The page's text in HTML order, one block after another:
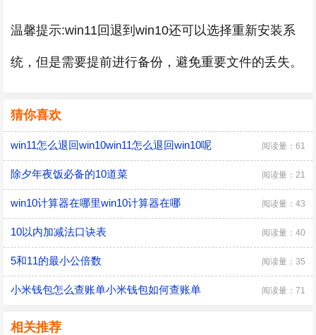
温馨提示:win11回退到win10还可以选择重新安装系
统，但是需要提前进行备份，避免重要文件的丢失。
猜你喜欢
win11怎么退回win10win11怎么退回win10呢 阅读量：61
除夕年夜饭必备的10道菜 阅读量：21
win10计算器在哪里win10计算器在哪 阅读量：43
10以内加减法口诀表 阅读量：40
5和11的最小公倍数 阅读量：35
小米钱包怎么查账单小米钱包如何查账单 阅读量：71
相关推荐